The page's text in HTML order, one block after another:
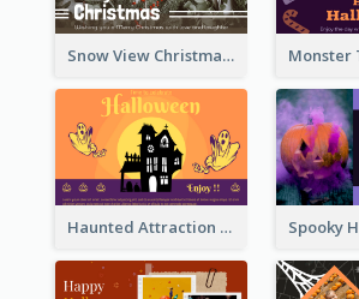
Snow View Christmas Card With Simple Design
Haunted Attraction Themed Halloween Card